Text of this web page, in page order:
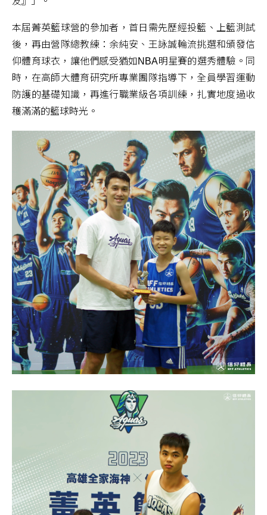
本屆菁英籃球營的參加者，首日需先歷經投籃、上籃測試
後，再由營隊總教練：余純安、王詠誠輪流挑選和頒發信
仰體育球衣，讓他們感受猶如NBA明星賽的選秀體驗。同
時，在高師大體育研究所專業團隊指導下，全員學習運動
防護的基礎知識，再進行職業級各項訓練，扎實地度過收
穫滿滿的籃球時光。